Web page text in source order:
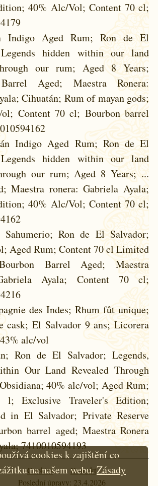
40% Alc/Vol; Content 70 cl;
Indigo Aged Rum; Ron de El
hidden within our land
our rum; Aged 8 Years;
Aged; Maestra Ronera:
Cihuatán; Rum of mayan gods;
Content 70 cl; Bourbon barrel
Indigo Aged Rum; Ron de El
hidden within our land
our rum; Aged 8 Years; ...
Maestra ronera: Gabriela Ayala;
40% Alc/Vol; Content 70 cl;
Sahumerio; Ron de El Salvador;
Aged Rum; Content 70 cl Limited
Barrel Aged; Maestra
Ayala; Content 70 cl;
des Indes; Rhum fût unique;
cask; El Salvador 9 ans; Licorera
alc/vol
Ron de El Salvador; Legends,
Our Land Revealed Through
40% alc/vol; Aged Rum;
l; Exclusive Traveler's Edition;
in El Salvador; Private Reserve
barrel aged; Maestra Ronera
7410010594193
Cookies
Kontakt
Poslední úpravy: 23.4.2026
cookies k zajištění co
na našem webu.Zásady